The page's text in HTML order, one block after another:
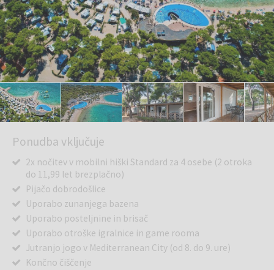
Ponudba vključuje
2x nočitev v mobilni hiški Standard za 4 osebe (2 otroka
do 11,99 let brezplačno)
Pijačo dobrodošlice
Uporabo zunanjega bazena
Uporabo posteljnine in brisač
Uporabo otroške igralnice in game rooma
Jutranjo jogo v Mediterranean City (od 8. do 9. ure)
Končno čiščenje